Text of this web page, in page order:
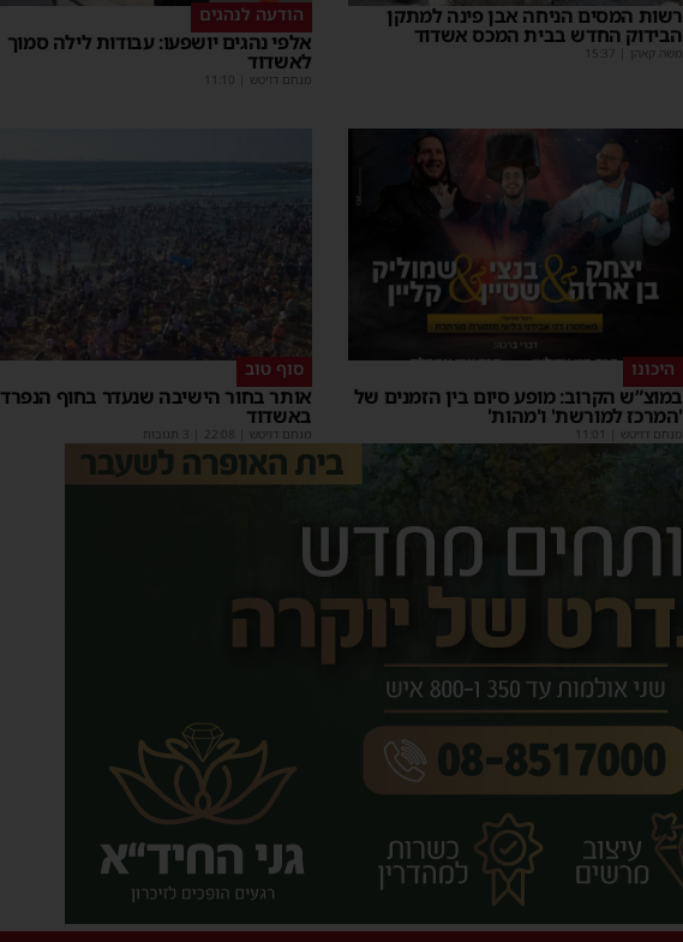
רשות המסים הניחה אבן פינה למתקן
הבידוק החדש בבית המכס אשדוד
משה קאהן 15:37
הודעה לנהגים
אלפי נהגים יושפעו: עבודות לילה סמוך
לאשדוד
מנחם דויטש 11:10
היכונו
במוצ”ש הקרוב: מופע סיום בין הזמנים של
'המרכז למורשת' ו'מהות'
מנחם דויטש 11:01
סוף טוב
אותר בחור הישיבה שנעדר בחוף הנפרד
באשדוד
מנחם דויטש 22:08